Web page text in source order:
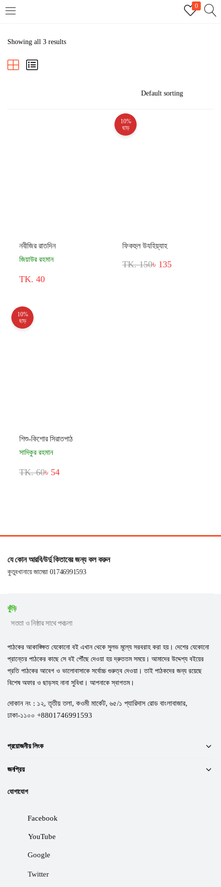
0
REGISTER
Showing all 3 results
নবীজির রাতদিন
জিয়াউর রহমান
TK. 40
10%
ছাড়
ফিকহুল উযহিয়্যাহ
TK. 150৳ 135
10%
ছাড়
শিশু-কিশোর সিরাতপাঠ
সাদিকুর রহমান
TK. 60৳ 54
যে কোন আরবি/উর্দু কিতাবের জন্য কল করুন
কুতুবখানায়ে জামেয়া 01746991593
কুঁড়ি
সততা ও নিষ্ঠার সাথে পথচলা
পাঠকের আকাঙ্ক্ষিত যেকোনো বই এখান থেকে সুলভ মূল্যে সরবরাহ করা হয়। দেশের যেকোনো
প্রান্তের পাঠকের কাছে সে বই পৌঁছে দেওয়া হয় দ্রুততম সময়ে। আমাদের উদ্দেশ্য বইয়ের
প্রতি পাঠকের আবেগ ও ভালোবাসাকে সর্বোচ্চ গুরুত্ব দেওয়া। তাই পাঠকদের জন্য রয়েছে
বিশেষ অফার ও ছাড়সহ নানা সুবিধা। আপনাকে স্বাগতম।
দোকান নং : ১২, তৃতীয় তলা, কওমী মার্কেট, ৬৫/১ প্যারিদাস রোড বাংলাবাজার,
ঢাকা-১১০০ +8801746991593
প্রয়োজনীয় লিংক
জনপ্রিয়
যোগাযোগ
Facebook
YouTube
Google
Twitter